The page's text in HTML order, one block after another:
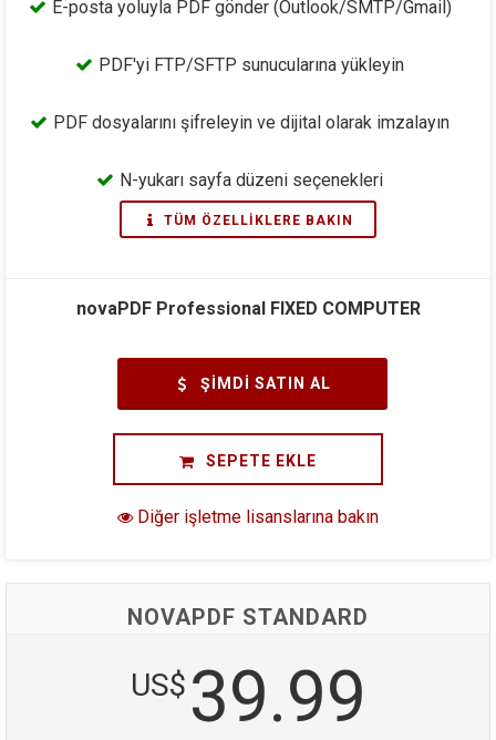
E-posta yoluyla PDF gönder (Outlook/SMTP/Gmail)
PDF'yi FTP/SFTP sunucularına yükleyin
PDF dosyalarını şifreleyin ve dijital olarak imzalayın
N-yukarı sayfa düzeni seçenekleri
TÜM ÖZELLIKLERE BAKIN
novaPDF Professional FIXED COMPUTER
ŞIMDI SATIN AL
SEPETE EKLE
Diğer işletme lisanslarına bakın
NOVAPDF STANDARD
US$ 39.99